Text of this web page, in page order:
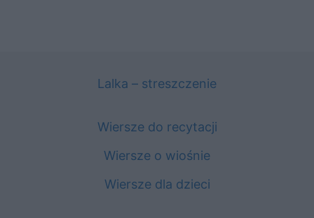
Lalka – streszczenie
Wiersze do recytacji
Wiersze o wiośnie
Wiersze dla dzieci